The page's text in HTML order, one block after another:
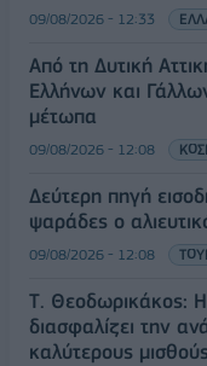
09/08/2026 - 12:33
Από τη Δυτική
Ελλήνων και
μέτωπα
09/08/2026 - 12:08
Δεύτερη πηγή
ψαράδες ο
09/08/2026 - 12:08
Τ. Θεοδωρικάκος: Η
διασφαλίζει την
καλύτερους